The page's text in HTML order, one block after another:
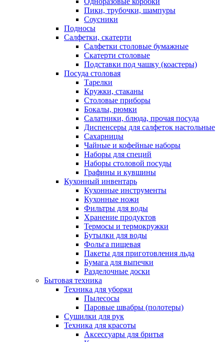
Пики, трубочки, шампуры
Соусники
Подносы
Салфетки, скатерти
Салфетки столовые бумажные
Скатерти столовые
Подставки под чашку (коастеры)
Посуда столовая
Тарелки
Кружки, стаканы
Столовые приборы
Бокалы, рюмки
Салатники, блюда, прочая посуда
Диспенсеры для салфеток настольные
Сахарницы
Чайные и кофейные наборы
Наборы для специй
Наборы столовой посуды
Графины и кувшины
Кухонный инвентарь
Кухонные инструменты
Кухонные ножи
Фильтры для воды
Хранение продуктов
Термосы и термокружки
Бутылки для воды
Фольга пищевая
Пакеты для приготовления льда
Бумага для выпечки
Разделочные доски
Бытовая техника
Техника для уборки
Пылесосы
Паровые швабры (полотеры)
Сушилки для рук
Техника для красоты
Аксессуары для бритья